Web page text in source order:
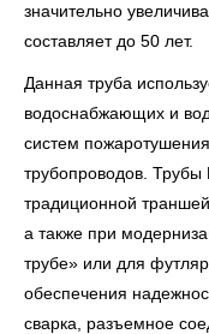
значительно
составляет до 50 лет.
Данная труба
водоснабжающих и
систем
трубопроводов.
традиционной
а также при
трубе» или для
обеспечения
сварка, разъемное